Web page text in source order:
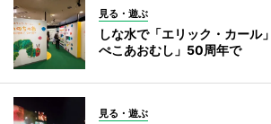
見る・遊ぶ
しな水で「エリック・カー
ぺこあおむし」50周年で
見る・遊ぶ